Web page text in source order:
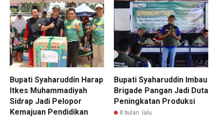
Bupati Syaharuddin Harap
Itkes Muhammadiyah
Sidrap Jadi Pelopor
Kemajuan Pendidikan
Bupati Syaharuddin Imbau
Brigade Pangan Jadi Duta
Peningkatan Produksi
8 bulan lalu